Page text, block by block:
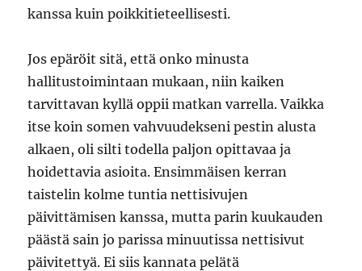
kanssa kuin poikkitieteellisesti.
Jos epäröit sitä, että onko minusta
hallitustoimintaan mukaan, niin kaiken
tarvittavan kyllä oppii matkan varrella. Vaikka
itse koin somen vahvuudekseni pestin alusta
alkaen, oli silti todella paljon opittavaa ja
hoidettavia asioita. Ensimmäisen kerran
taistelin kolme tuntia nettisivujen
päivittämisen kanssa, mutta parin kuukauden
päästä sain jo parissa minuutissa nettisivut
päivitettyä. Ei siis kannata pelätä